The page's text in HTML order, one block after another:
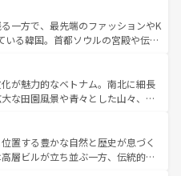
着のハワイ情報
してほしい。
充実しており、サーフィンやダイ
、アウトドア好きにはたまらな
彩な魅力を存分に味わいつくそ
である台湾東部など、都市の喧騒
ており、訪れる人に新しい発見と
。また、奥深い台湾の食文化も魅
ーツなど、バラエティ豊かな料理
お、新着の台湾情報は コンテンツ一覧を参
一方で、最先端のファッションやK
いる韓国。首都ソウルの宮殿や伝統
四季折々の自然美を楽しむことが
や焼肉、絶品のストリートフード
理が待っている。夜には、韓国な
韓国の多彩な魅力を心ゆくまで味
てみてほしい。 なお、新着の韓国情報はコンテンツ一
が魅力的なベトナム。南北に細長
な田園風景や青々とした山々、世
息づく。ハノイの古い町並みやホ
治時代の建物も、独特の雰囲気を
バラエティの豊かさとおいしさで
置する豊かな自然と歴史が息づく
層ビルが立ち並ぶ一方、伝統的な